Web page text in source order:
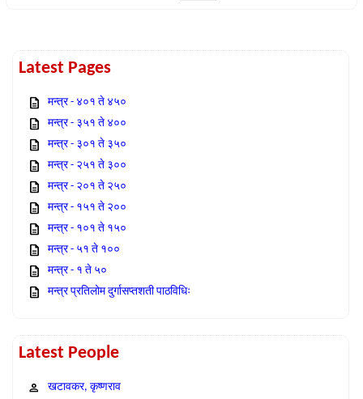
Latest Pages
मन्त्र - ४०१ ते ४५०
मन्त्र - ३५१ ते ४००
मन्त्र - ३०१ ते ३५०
मन्त्र - २५१ ते ३००
मन्त्र - २०१ ते २५०
मन्त्र - १५१ ते २००
मन्त्र - १०१ ते १५०
मन्त्र - ५१ ते १००
मन्त्र - १ ते ५०
मन्त्र प्रतिलोम दुर्गासप्तशती पाठविधिः
Latest People
खटावकर, कृष्णराव